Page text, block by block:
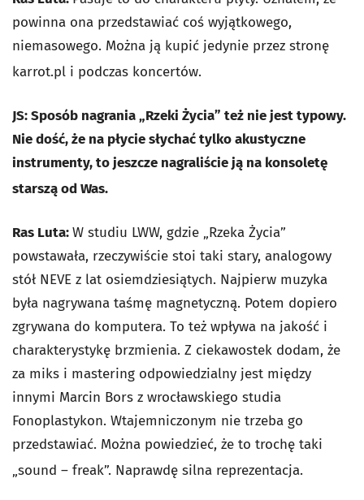
powinna ona przedstawiać coś wyjątkowego,
niemasowego. Można ją kupić jedynie przez stronę
karrot.pl i podczas koncertów.
JS: Sposób nagrania „Rzeki Życia” też nie jest typowy.
Nie dość, że na płycie słychać tylko akustyczne
instrumenty, to jeszcze nagraliście ją na konsoletę
starszą od Was.
Ras Luta:W studiu LWW, gdzie „Rzeka Życia”
powstawała, rzeczywiście stoi taki stary, analogowy
stół NEVE z lat osiemdziesiątych. Najpierw muzyka
była nagrywana taśmę magnetyczną. Potem dopiero
zgrywana do komputera. To też wpływa na jakość i
charakterystykę brzmienia. Z ciekawostek dodam, że
za miks i mastering odpowiedzialny jest między
innymi Marcin Bors z wrocławskiego studia
Fonoplastykon. Wtajemniczonym nie trzeba go
przedstawiać. Można powiedzieć, że to trochę taki
„sound – freak”. Naprawdę silna reprezentacja.